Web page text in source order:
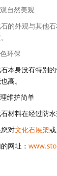
自然美观
的外观与其他
环保
本身没有特别
高。
维护简单
材料在经过防
对文化石展架
网址：